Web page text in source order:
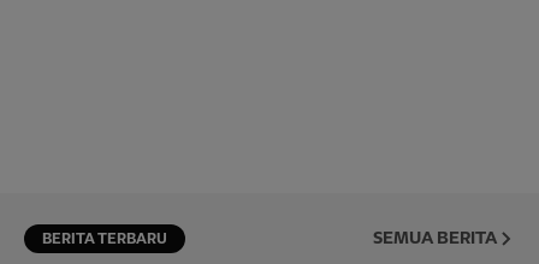
BERITA TERBARU SEMUA BERITA